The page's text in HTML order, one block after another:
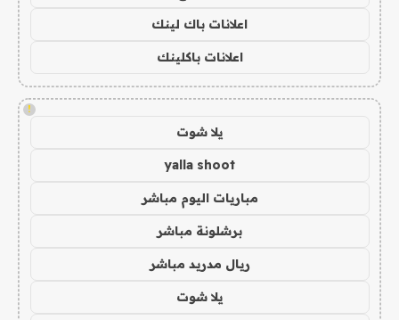
اعلانات باك لينك
اعلانات باكلينك
!
يلا شوت
yalla shoot
مباريات اليوم مباشر
برشلونة مباشر
ريال مدريد مباشر
يلا شوت